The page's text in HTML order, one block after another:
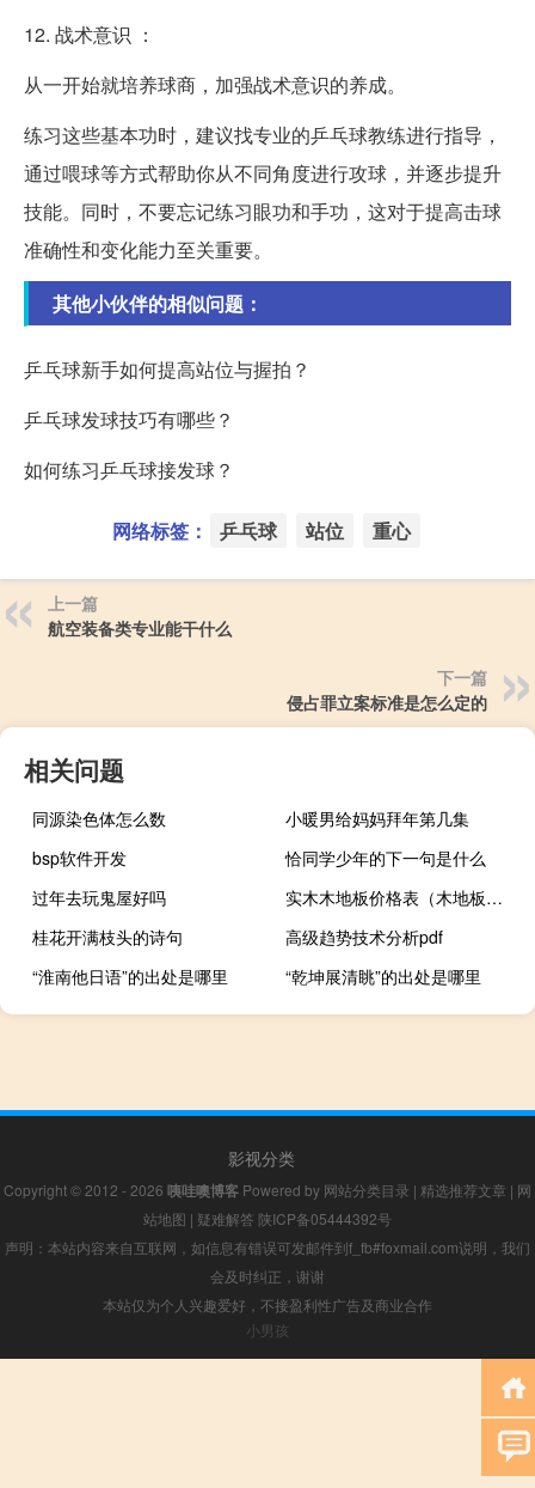
12. 战术意识 ：
从一开始就培养球商，加强战术意识的养成。
练习这些基本功时，建议找专业的乒乓球教练进行指导，
通过喂球等方式帮助你从不同角度进行攻球，并逐步提升
技能。同时，不要忘记练习眼功和手功，这对于提高击球
准确性和变化能力至关重要。
其他小伙伴的相似问题：
乒乓球新手如何提高站位与握拍？
乒乓球发球技巧有哪些？
如何练习乒乓球接发球？
网络标签： 乒乓球 站位 重心
上一篇
航空装备类专业能干什么
下一篇
侵占罪立案标准是怎么定的
相关问题
同源染色体怎么数
小暖男给妈妈拜年第几集
bsp软件开发
恰同学少年的下一句是什么
过年去玩鬼屋好吗
实木木地板价格表（木地板价格表）
桂花开满枝头的诗句
高级趋势技术分析pdf
“淮南他日语”的出处是哪里
“乾坤展清眺”的出处是哪里
影视分类
Copyright © 2012 - 2026 咦哇噢博客 Powered by 网站分类目录 | 精选推荐文章 | 网
站地图 | 疑难解答 陕ICP备05444392号
声明：本站内容来自互联网，如信息有错误可发邮件到f_fb#foxmail.com说明，我们
会及时纠正，谢谢
本站仅为个人兴趣爱好，不接盈利性广告及商业合作
小男孩